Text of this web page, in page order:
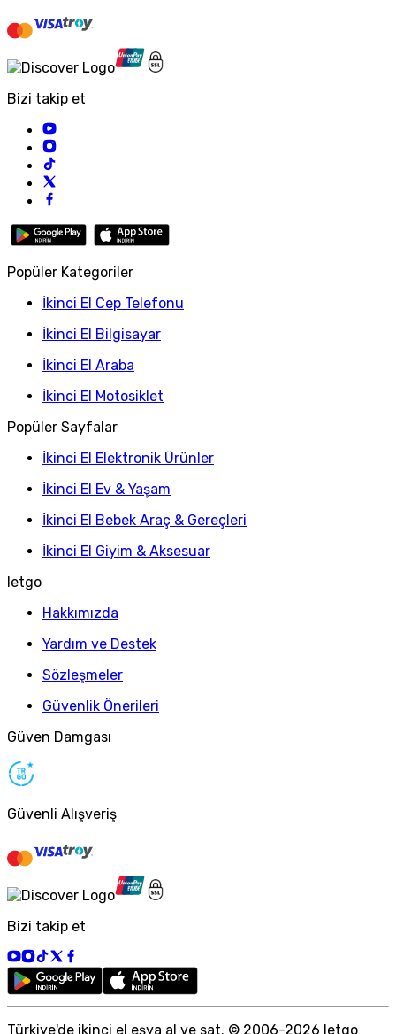
Bizi takip et
Popüler Kategoriler
İkinci El Cep Telefonu
İkinci El Bilgisayar
İkinci El Araba
İkinci El Motosiklet
Popüler Sayfalar
İkinci El Elektronik Ürünler
İkinci El Ev & Yaşam
İkinci El Bebek Araç & Gereçleri
İkinci El Giyim & Aksesuar
letgo
Hakkımızda
Yardım ve Destek
Sözleşmeler
Güvenlik Önerileri
Güven Damgası
Güvenli Alışveriş
Bizi takip et
Türkiye'de ikinci el eşya al ve sat. © 2006-2026 letgo